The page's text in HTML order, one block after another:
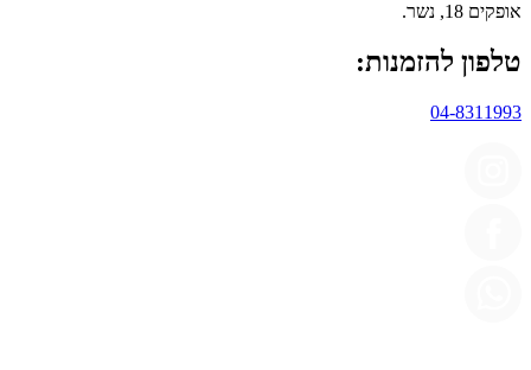
אופקים 18, נשר.
טלפון להזמנות:
04-8311993